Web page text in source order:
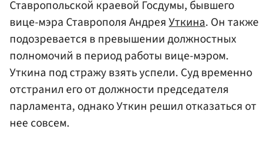
Ставропольской краевой Госдумы, бывшего
вице-мэра Ставрополя АндреяУткина. Он также
подозревается в превышении должностных
полномочий в период работы вице-мэром.
Уткина под стражу взять успели. Суд временно
отстранил его от должности председателя
парламента, однако Уткин решил отказаться от
нее совсем.